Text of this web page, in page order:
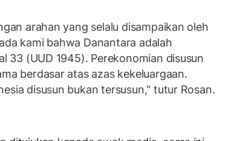
arahan yang selalu disampaikan oleh
kami bahwa Danantara adalah
33 (UUD 1945). Perekonomian disusun
berdasar atas azas kekeluargaan.
disusun bukan tersusun," tutur Rosan.